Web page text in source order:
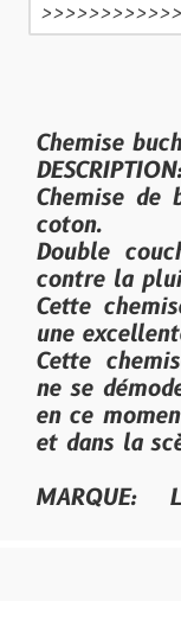
Chemise
Chemise de
coton.
Double
contre la
Cette
une
Cette
ne se
en ce
et dans la
MARQUE: